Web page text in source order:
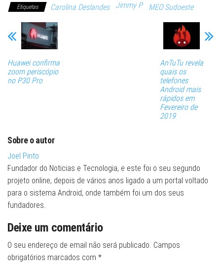
Etiquetas Carolina Deslandes Jimmy P MEO Sudoeste
Huawei confirma
zoom periscópio
no P30 Pro
AnTuTu revela
quais os
telefones
Android mais
rápidos em
Fevereiro de
2019
Sobre o autor
Joel Pinto
Fundador do Noticias e Tecnologia, e este foi o seu segundo
projeto online, depois de vários anos ligado a um portal voltado
para o sistema Android, onde também foi um dos seus
fundadores.
Deixe um comentário
O seu endereço de email não será publicado. Campos
obrigatórios marcados com *